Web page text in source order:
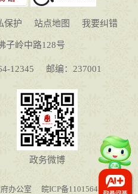
保护 站点地图 我要纠错
子岭中路128号
12345 邮编：237001
政务微博
办公室 皖ICP备11015645号-1